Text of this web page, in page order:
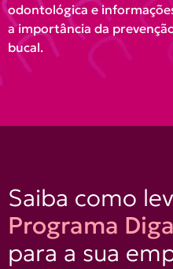
odontológica e
a importância da
bucal.
Saiba como
Programa
para a sua